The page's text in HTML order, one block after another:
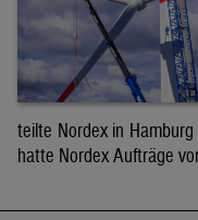
teilte Nordex in
hatte Nordex Aufträge